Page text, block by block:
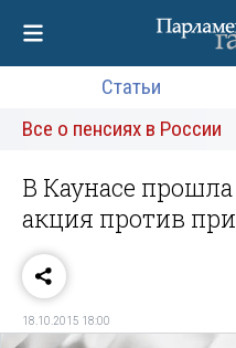
Статьи
Все о пенсиях в России
В Каунасе
акция против
18.10.2015 18:00